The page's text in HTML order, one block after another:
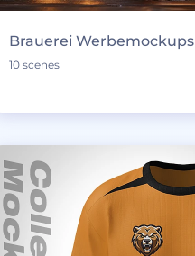
Brauerei Werbemockups
10 scenes